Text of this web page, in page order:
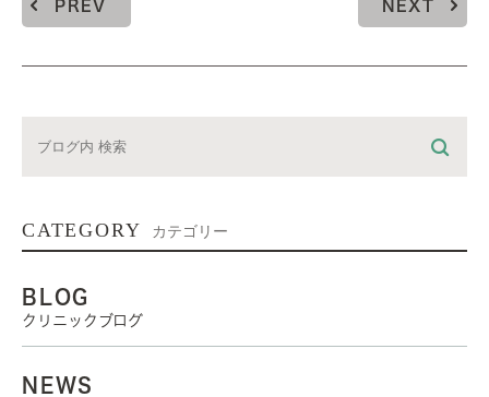
PREV NEXT
CATEGORY カテゴリー
BLOG
クリニックブログ
NEWS